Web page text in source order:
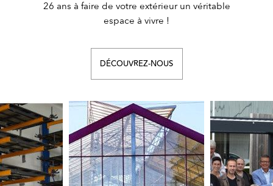
26 ans à faire de votre extérieur un véritable
espace à vivre !
DÉCOUVREZ-NOUS